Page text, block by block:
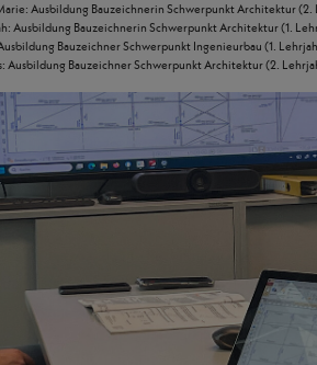
Ausbildung Bauzeichnerin Schwerpunkt Architektur (2.
Ausbildung Bauzeichnerin Schwerpunkt Architektur (1.
Bauzeichner Schwerpunkt Ingenieurbau (1.
Ausbildung Bauzeichner Schwerpunkt Architektur (2.